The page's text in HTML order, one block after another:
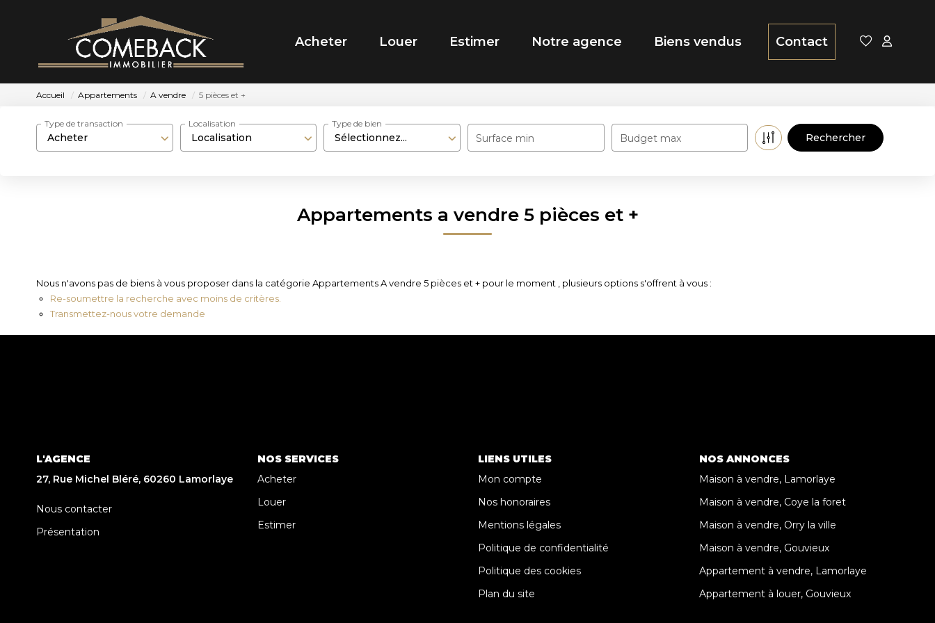
Acheter Louer Estimer Notre agence Biens vendus Contact
Accueil Appartements A vendre 5 pièces et +
Acheter
Type de transaction
Localisation
Localisation
Sélectionnez...
Type de bien
Surface min Budget max
Appartements a vendre 5 pièces et +
Nous n'avons pas de biens à vous proposer dans la catégorie Appartements A vendre 5 pièces et + pour le moment , plusieurs options s'offrent à vous :
Re-soumettre la recherche avec moins de critères.
Transmettez-nous votre demande
L'AGENCE
27, Rue Michel Bléré, 60260 Lamorlaye
Nous contacter
Présentation
NOS SERVICES
Acheter
Louer
Estimer
LIENS UTILES
Mon compte
Nos honoraires
Mentions légales
Politique de confidentialité
Politique des cookies
Plan du site
NOS ANNONCES
Maison à vendre, Lamorlaye
Maison à vendre, Coye la foret
Maison à vendre, Orry la ville
Maison à vendre, Gouvieux
Appartement à vendre, Lamorlaye
Appartement à louer, Gouvieux